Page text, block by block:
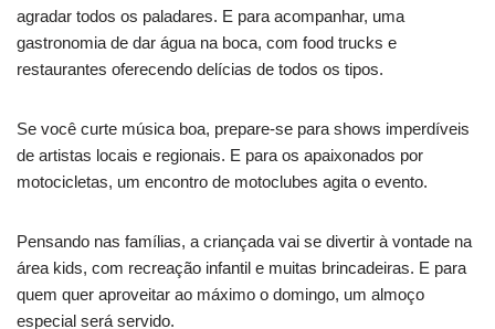
agradar todos os paladares. E para acompanhar, uma
gastronomia de dar água na boca, com food trucks e
restaurantes oferecendo delícias de todos os tipos.
Se você curte música boa, prepare-se para shows imperdíveis
de artistas locais e regionais. E para os apaixonados por
motocicletas, um encontro de motoclubes agita o evento.
Pensando nas famílias, a criançada vai se divertir à vontade na
área kids, com recreação infantil e muitas brincadeiras. E para
quem quer aproveitar ao máximo o domingo, um almoço
especial será servido.